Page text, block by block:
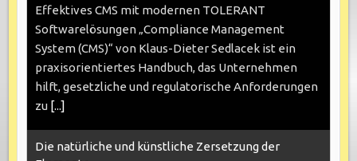
Effektives CMS mit modernen TOLERANT
Softwarelösungen „Compliance Management
System (CMS)“ von Klaus-Dieter Sedlacek ist ein
praxisorientiertes Handbuch, das Unternehmen
hilft, gesetzliche und regulatorische Anforderungen
zu [...]
Die natürliche und künstliche Zersetzung der